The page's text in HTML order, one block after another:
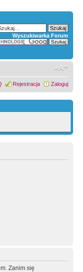
Wyszukiwarka Forum
Rejestracja Zaloguj
Zanim się